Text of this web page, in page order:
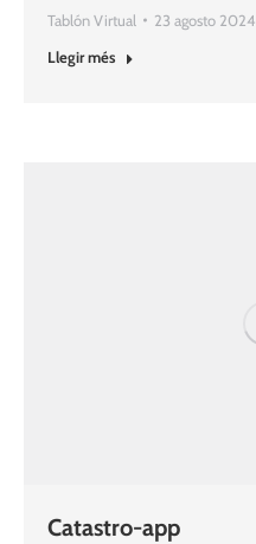
Tablón Virtual
23 agosto 2024
Llegir més
Catastro-app